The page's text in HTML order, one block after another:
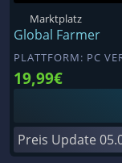
Marktplatz
Global Farmer
PLATTFORM: PC
19,99€
Preis Update